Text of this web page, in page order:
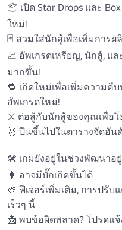
📦 เปิด Star Drops และ
ใหม่!
🃏 สวมใส่นักสู้เพื่อเพิ่มการ
📈 อัพเกรดเหรียญ, นักสู้,
มากขึ้น!
🔁 เกิดใหม่เพื่อเพิ่มความ
อัพเกรดใหม่!
⚔️ ต่อสู้กับนักสู้ของคุณเพื่อโ
🥇 ปีนขึ้นไปในตารางจัดอั
🛠️ เกมยังอยู่ในช่วงพัฒนาอยู่
🐛 อาจมีบั๊กเกิดขึ้นได้
🎨 ฟีเจอร์เพิ่มเติม, การปรั
เร็วๆ นี้
📩 พบข้อผิดพลาด? โปรดแจ้